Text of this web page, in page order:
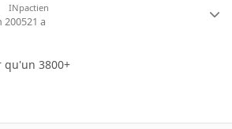
INpactien
200521 a
3800+